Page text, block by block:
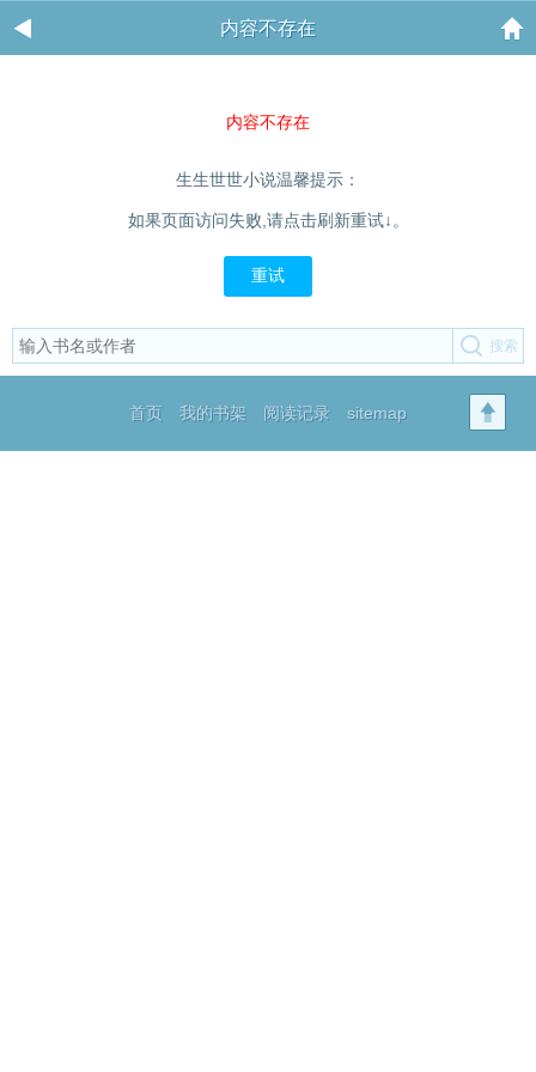
内容不存在
内容不存在
生生世世小说温馨提示：
如果页面访问失败,请点击刷新重试↓。
重试
首页 我的书架 阅读记录 sitemap